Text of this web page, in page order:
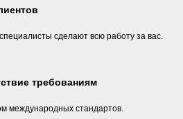
сделают всю работу за вас.
требованиям
международных стандартов.